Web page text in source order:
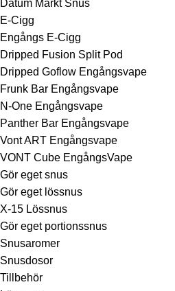
Datum Märkt Snus
E-Cigg
Engångs E-Cigg
Dripped Fusion Split Pod
Dripped Goflow Engångsvape
Frunk Bar Engångsvape
N-One Engångsvape
Panther Bar Engångsvape
Vont ART Engångsvape
VONT Cube EngångsVape
Gör eget snus
Gör eget lössnus
X-15 Lössnus
Gör eget portionssnus
Snusaromer
Snusdosor
Tillbehör